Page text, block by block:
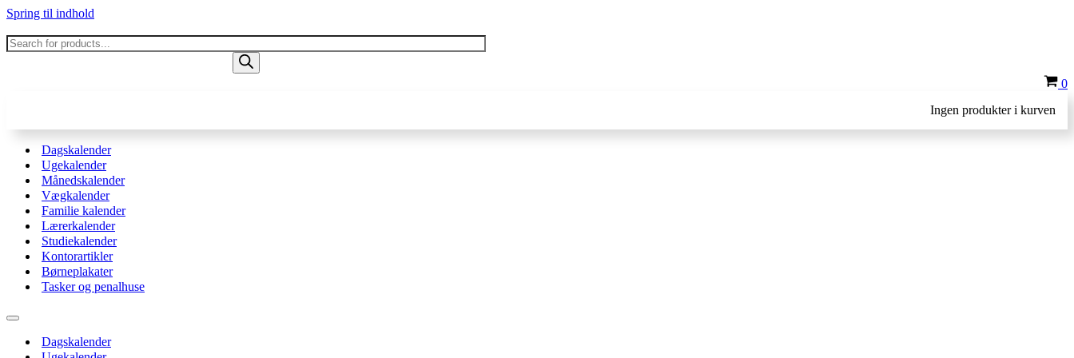
Spring til indhold
Products
search
0
Ingen produkter i kurven
Dagskalender
Ugekalender
Månedskalender
Vægkalender
Familie kalender
Lærerkalender
Studiekalender
Kontorartikler
Børneplakater
Tasker og penalhuse
Navigation
Dagskalender